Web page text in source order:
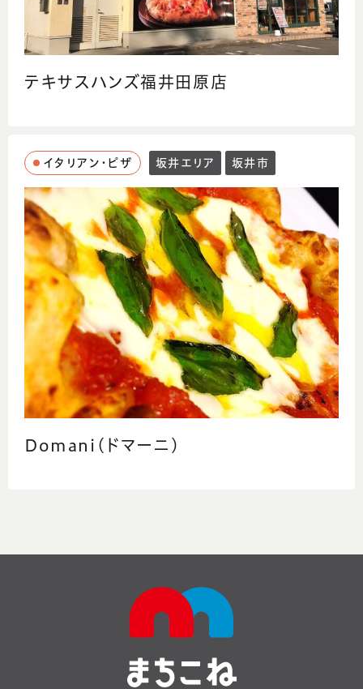
テキサスハンズ福井田原店
イタリアン・ピザ 坂井エリア 坂井市
Domani(ドマーニ)